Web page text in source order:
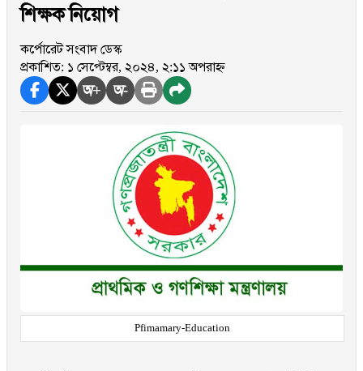
শিক্ষক নিয়োগ
কর্পোরেট সংবাদ ডেস্ক
প্রকাশিত: ১ সেপ্টেম্বর, ২০২৪, ২:১১ অপরাহ্ন
অ+ অ-
Pfimamary-Education